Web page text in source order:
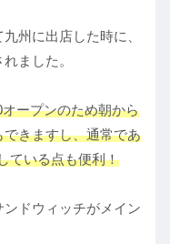
州に出店した時に、
ました。
ープンのため朝から
きますし、通常であ
ている点も便利！
ドウィッチがメイン